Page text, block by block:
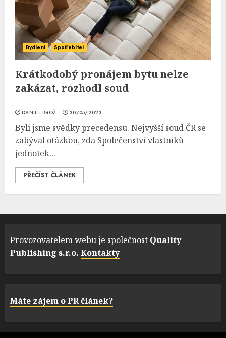
Bydlení Spotřebitel
Krátkodobý pronájem bytu nelze
zakázat, rozhodl soud
DANIEL BROŽ 30/05/2023
Byli jsme svědky precedensu. Nejvyšší soud ČR se
zabýval otázkou, zda Společenství vlastníků
jednotek...
PŘEČÍST ČLÁNEK
Provozovatelem webu je společnost Quality
Publishing s.r.o. Kontakty
Máte zájem o PR článek?